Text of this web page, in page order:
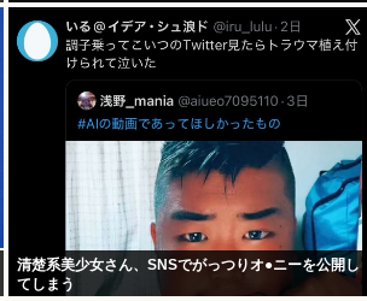
清楚系美少女さん、SNSでがっつりオ●ニーを公開し
てしまう